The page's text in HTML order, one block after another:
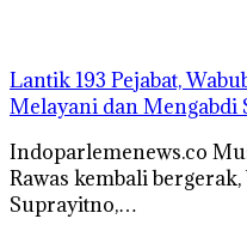
Lantik 193 Pejabat,
Melayani dan Mengabdi
Indoparlemenews.co
Rawas kembali
Suprayitno,…